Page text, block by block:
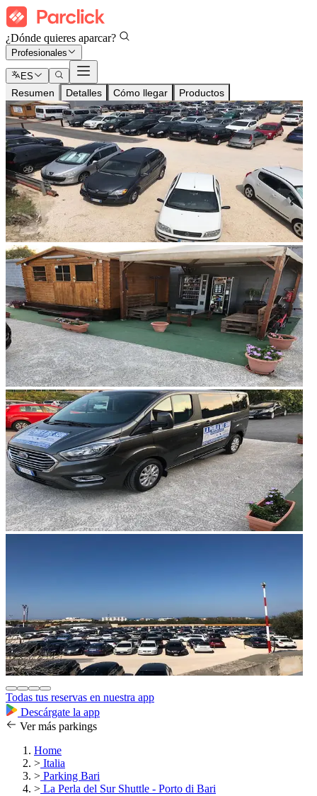
¿Dónde quieres aparcar?
Profesionales
ES
Resumen Detalles Cómo llegar Productos
Todas tus reservas en nuestra app
Descárgate la app
Ver más parkings
Home
> Italia
> Parking Bari
> La Perla del Sur Shuttle - Porto di Bari